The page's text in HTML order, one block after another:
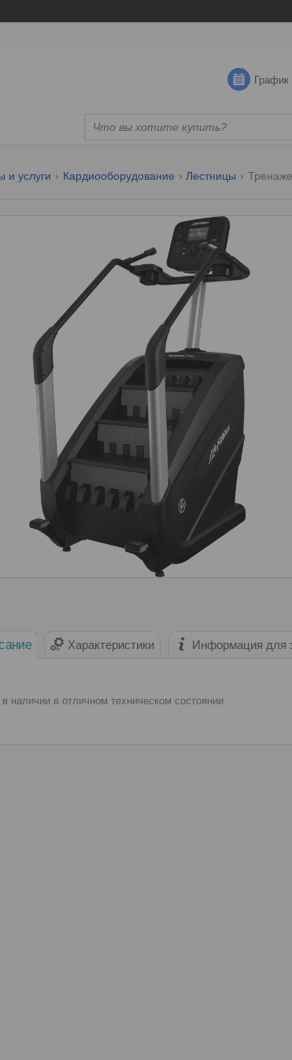
График
и услуги Кардиооборудование Лестницы
Характеристики Информация для
наличии в отличном техническом состоянии